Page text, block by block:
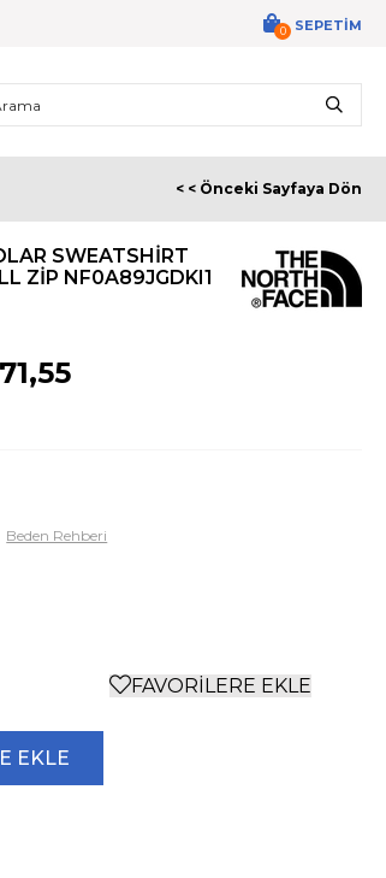
SEPETIM
0
< < Önceki Sayfaya Dön
SWEATSHIRT
ZIP NF0A89JGDKI1
Beden Rehberi
FAVORILERE EKLE